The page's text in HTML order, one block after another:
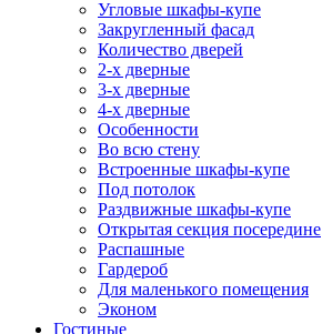
Угловые шкафы-купе
Закругленный фасад
Количество дверей
2-х дверные
3-х дверные
4-х дверные
Особенности
Во всю стену
Встроенные шкафы-купе
Под потолок
Раздвижные шкафы-купе
Открытая секция посередине
Распашные
Гардероб
Для маленького помещения
Эконом
Гостиные